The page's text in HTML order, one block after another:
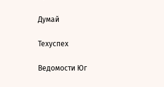
Думай
Техуспех
Ведомости Юг